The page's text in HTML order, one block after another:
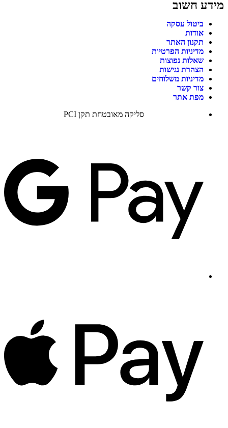
מידע חשוב
ביטול עסקה
אודות
תקנון האתר
מדיניות הפרטיות
שאלות נפוצות
הצהרת נגישות
מדיניות משלוחים
צור קשר
מפת אתר
סליקה מאובטחת תקן PCI